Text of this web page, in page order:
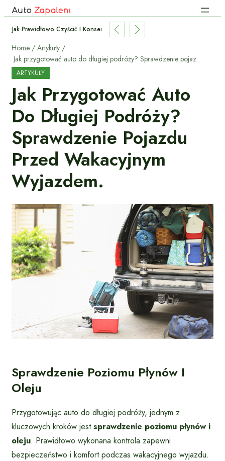
Jak Prawidłowo Czyścić I Konserwować Felgi Aluminiowe?
Home
Artykuły
Jak przygotować auto do długiej podróży? Sprawdzenie pojazdu przed wakacyjnym wyjazdem.
ARTYKUŁY
Jak Przygotować Auto
Do Długiej Podróży?
Sprawdzenie Pojazdu
Przed Wakacyjnym
Wyjazdem.
Sprawdzenie Poziomu Płynów I
Oleju
Przygotowując auto do długiej podróży, jednym z
kluczowych kroków jestsprawdzenie poziomu płynów i
oleju. Prawidłowo wykonana kontrola zapewni
bezpieczeństwo i komfort podczas wakacyjnego wyjazdu.